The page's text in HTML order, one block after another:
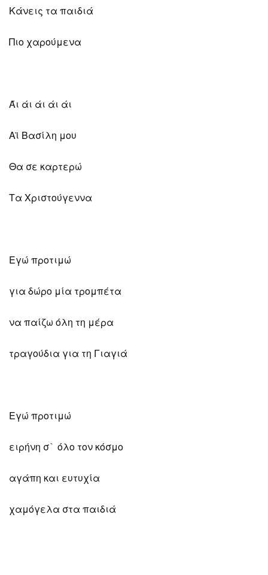
Κάνεις τα παιδιά
Πιο χαρούμενα
Άι άι άι άι άι
Αϊ Βασίλη μου
Θα σε καρτερώ
Τα Χριστούγεννα
Εγώ προτιμώ
για δώρο μία τρομπέτα
να παίζω όλη τη μέρα
τραγούδια για τη Γιαγιά
Εγώ προτιμώ
ειρήνη σ` όλο τον κόσμο
αγάπη και ευτυχία
χαμόγελα στα παιδιά